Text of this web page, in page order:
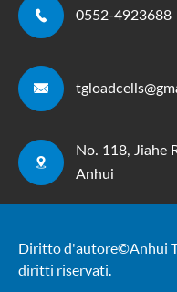
 0552-4923688


No. 118, Jiahe
Anhui
Diritto d'autore ©Anhui
diritti riservati.